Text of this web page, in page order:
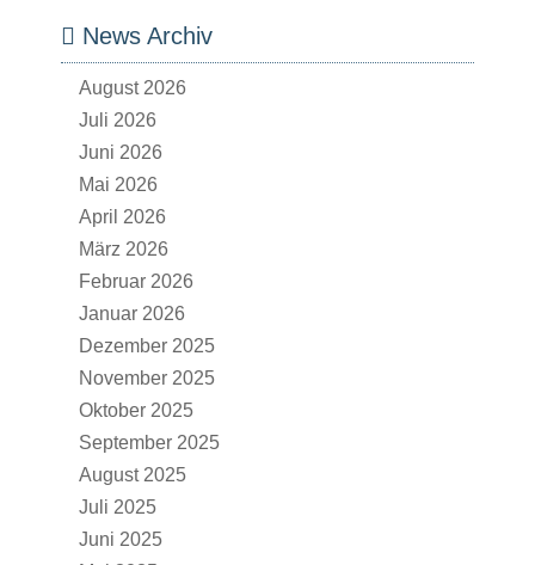
News Archiv
August 2026
Juli 2026
Juni 2026
Mai 2026
April 2026
März 2026
Februar 2026
Januar 2026
Dezember 2025
November 2025
Oktober 2025
September 2025
August 2025
Juli 2025
Juni 2025